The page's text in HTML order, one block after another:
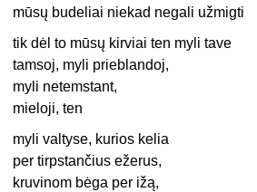
mūsų budeliai niekad negali užmigti
tik dėl to mūsų kirviai ten myli tave
tamsoj, myli prieblandoj,
myli netemstant,
mieloji, ten
myli valtyse, kurios kelia
per tirpstančius ežerus,
kruvinom bėga per ižą,